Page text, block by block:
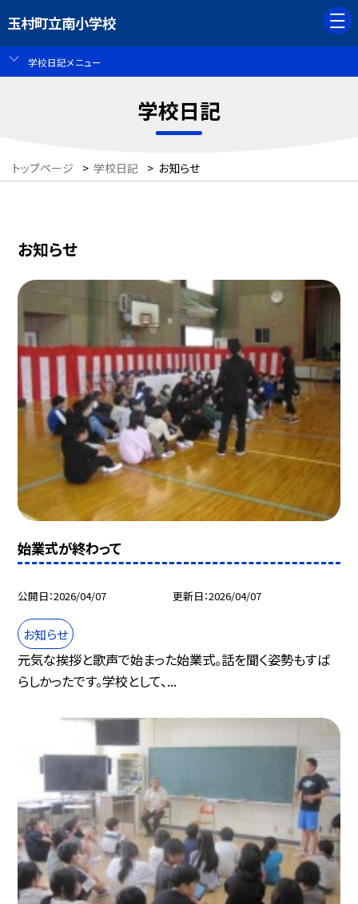
玉村町立南小学校
学校日記メニュー
学校日記
トップページ > 学校日記 > お知らせ
お知らせ
始業式が終わって
公開日 2026/04/07 更新日 2026/04/07
お知らせ
元気な挨拶と歌声で始まった始業式。話を聞く姿勢もすば
らしかったです。学校として、...